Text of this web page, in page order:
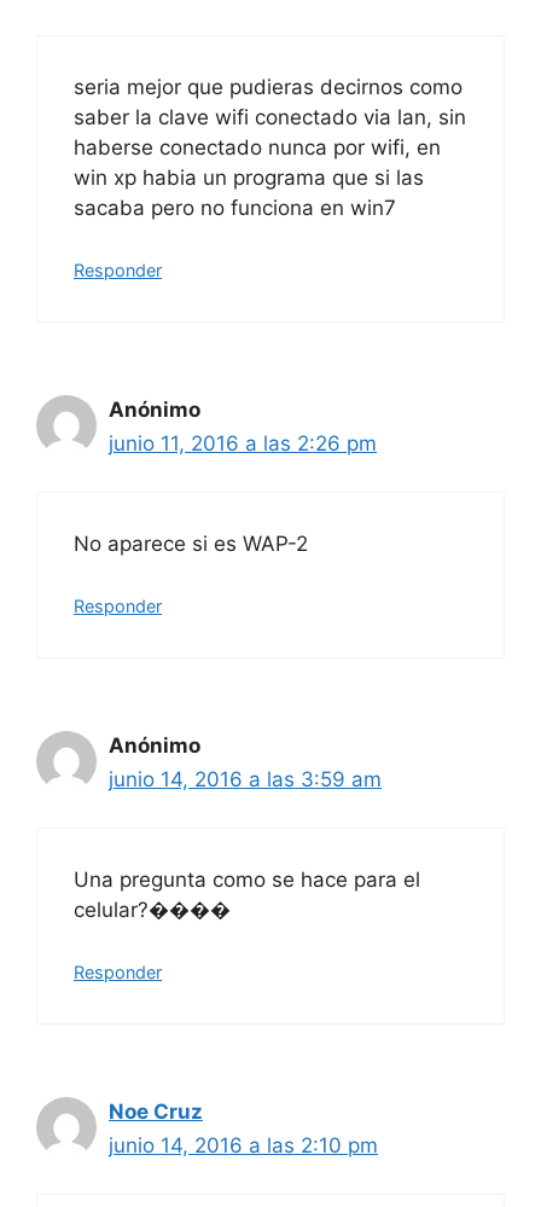
seria mejor que pudieras decirnos como
saber la clave wifi conectado via lan, sin
haberse conectado nunca por wifi, en
win xp habia un programa que si las
sacaba pero no funciona en win7
Responder
Anónimo
junio 11, 2016 a las 2:26 pm
No aparece si es WAP-2
Responder
Anónimo
junio 14, 2016 a las 3:59 am
Una pregunta como se hace para el
celular?����
Responder
Noe Cruz
junio 14, 2016 a las 2:10 pm